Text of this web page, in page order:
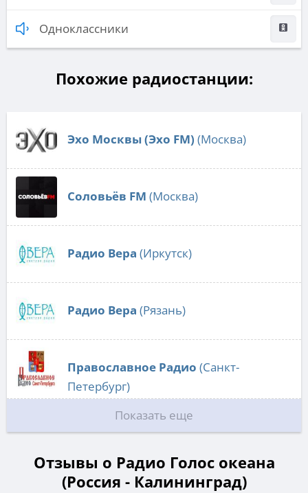
Одноклассники
Похожие радиостанции:
Эхо Москвы (Эхо FM) (Москва)
Соловьёв FM (Москва)
Радио Вера (Иркутск)
Радио Вера (Рязань)
Православное Радио (Санкт-
Петербург)
Показать еще
Отзывы о Радио Голос океана
(Россия - Калининград)